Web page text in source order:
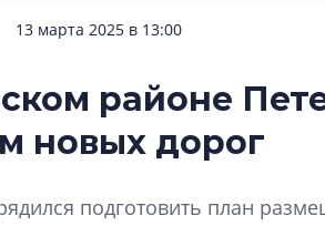
13 марта 2025 в 13:00
районе
новых дорог
подготовить план